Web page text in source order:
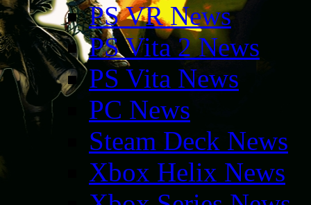
PS VR News
PS Vita 2 News
PS Vita News
PC News
Steam Deck News
Xbox Helix News